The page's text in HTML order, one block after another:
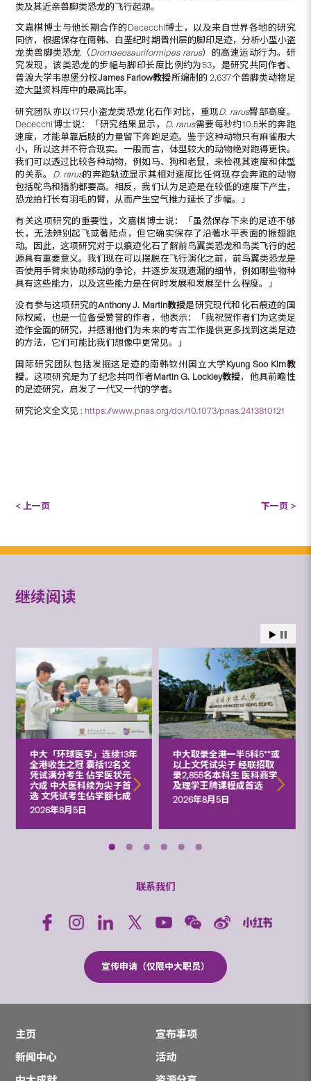
类及其近亲兽脚类恐龙的飞行起源。
文嘉棋博士与他长期合作的Dececchi博士，以及来自世界各地的研究
同侪，根据保存在南韩、白垩纪时期晋州层的脚印足迹，分析小型小盗
龙类兽脚类恐龙（Dromaeosauriformipes rarus）的高速运动行为。研
究发现，该类恐龙的步幅与脚印长度比例约为53，是研究共同作者、
普渡大学韦恩堡分校James Farlow教授所编制的 2,637个兽脚类动物足
迹大型资料库中的最高比率。
研究团队亦以17只小盗龙类恐龙化石作对比，重现D. rarus臀部高度。
Dececchi博士说：「研究结果显示， D. rarus需要每秒约10.5米的奔跑
速度，才能单靠后肢的力量留下奔跑足迹。鉴于这种动物只有麻雀般大
小，所以这并不符合现实。一般而言，体型较大的动物绝对跑得更快。
我们可以透过比较各种动物，例如马、狗和老鼠，来检视其速度和体型
的关系。 D. rarus的奔跑轨迹显示其相对速度比任何现存会奔跑的动物
包括鸵鸟和猎豹都要高。相反，我们认为足迹是在较低的速度下产生，
恐龙拍打长有羽毛的臂，从而产生空气推力延长了步幅。」
有关这项研究的重要性，文嘉棋博士说：「虽然保存下来的足迹不够
长，无法辨别起飞或著陆点，但它确实保存了沿著水平表面的振翅跑
动。因此，这项研究对于以痕迹化石了解前鸟翼类恐龙和鸟类飞行的起
源具有重要意义。我们现在可以摆脱在飞行演化之前，前鸟翼类恐龙是
否使用手臂来协助移动的争论，并逐步发现遗漏的细节，例如哪些物种
具有这些能力，以及这些能力是在何时发展和发展至什么程度。」
没有参与这项研究的Anthony J. Martin教授是研究现代和化石痕迹的国
际权威，也是一位备受赞誉的作者，他表示：「我祝贺作者们为这类足
迹作全面的研究，并感谢他们为未来的考古工作提供更多找到这类足迹
的方法，它们可能比我们想像中更常见。」
国际研究团队包括发掘这足迹的南韩钦州国立大学Kyung Soo Kim教
授。这项研究是为了纪念共同作者Martin G. Lockley教授，他具前瞻性
的足迹研究，启发了一代又一代的学者。
研究论文全文见 : https://www.pnas.org/doi/10.1073/pnas.2413810121
< 上一页 下一页 >
继续阅读
中大「环球医学」连续13年
全港收生之冠 囊括12名文
凭试满分考生 佔学医状元
六成 中大医科续为尖子首
选 文凭试考生佔学额七成
2026年8月5日
中大取录全港一半5科5**或
以上文凭试尖子 经联招取
录2,855名本科生 医科商学
及理学王牌课程成首选
2026年8月5日
联系我们
宣传申请（仅限中大职员）
主页
宣布事项
新闻中心
活动